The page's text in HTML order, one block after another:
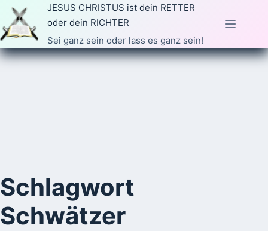
Zum
Inhalt
springen
JESUS CHRISTUS ist dein RETTER
oder dein RICHTER
Sei ganz sein oder lass es ganz sein!
Schlagwort
Schwätzer